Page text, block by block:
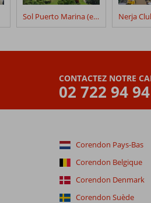
Sol Puerto Marina (ex. Sol Timor)
CONTACTEZ NOTRE
02 722 94 94
Corendon Pays-Bas
Corendon Belgique
Corendon Denmark
Corendon Suède